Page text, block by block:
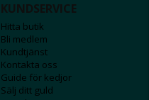
KUNDSERVICE
Hitta butik
Bli medlem
Kundtjänst
Kontakta oss
Guide för kedjor
Sälj ditt guld